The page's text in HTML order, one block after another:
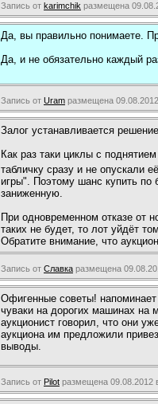
Запись от karimchik размещена
Да, вы правильно понимаете.
Да, и не обязательно каждый
Запись от Uram размещена
Залог устанавливается
Как раз таки циклы с
табличку сразу и не опускали
игры". Поэтому шанс купить по
заниженную.
При одновременном отказе от
таких не будет, то лот уйдёт
Обратите внимание, что
Запись от Славка размещена
Офигенные советы!
чуваки на дорогих машинах на
аукционист говорил, что они
аукциона им предложили
выводы.
Запись от Pilot размещена 09.08.2012